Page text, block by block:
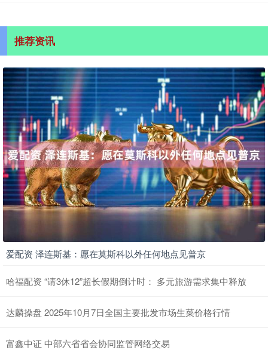
推荐资讯
爱配资 泽连斯基：愿在莫斯科以外任何地点见普京
哈福配资 “请3休12”超长假期倒计时： 多元旅游需求集中释放
达麟操盘 2025年10月7日全国主要批发市场生菜价格行情
富鑫中证 中部六省省会协同监管网络交易